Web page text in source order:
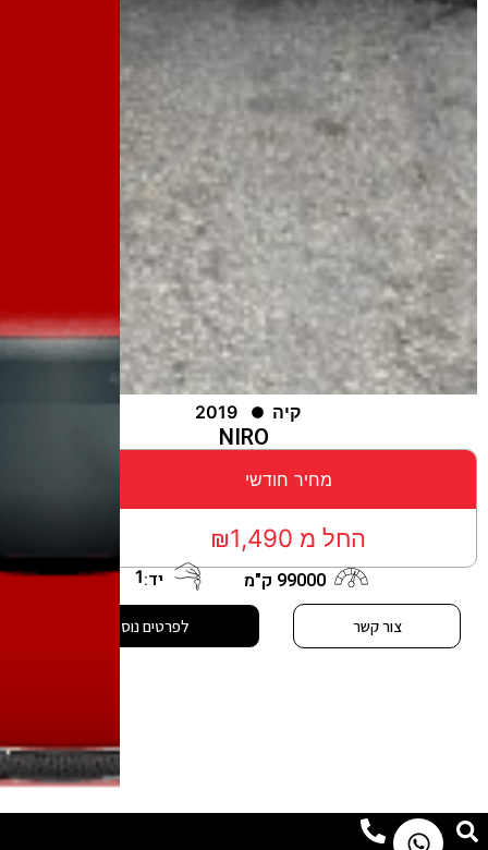
קיה 2019
NIRO
מחיר חודשי
החל מ ₪1,490
99000 ק"מ יד:1
צור קשר לפרטים נוספים